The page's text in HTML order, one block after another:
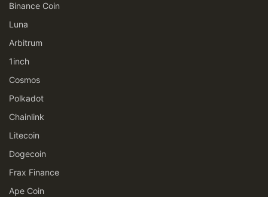
Binance Coin
Luna
Arbitrum
1inch
Cosmos
Polkadot
Chainlink
Litecoin
Dogecoin
Frax Finance
Ape Coin